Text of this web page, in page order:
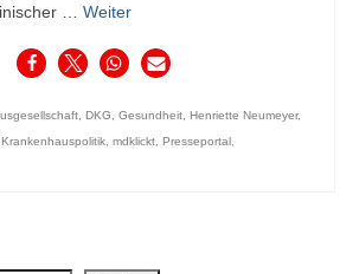
… Weiter
, DKG, Gesundheit, Henriette Neumeyer,
Krankenhauspolitik, mdklickt, Presseportal ,